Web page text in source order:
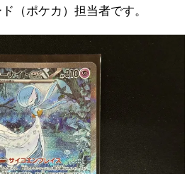
（ポケカ）担当者です。